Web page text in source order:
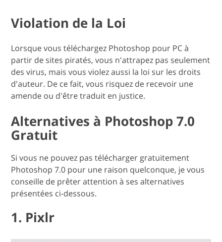
Violation de la Loi
Lorsque vous téléchargez Photoshop pour PC à
partir de sites piratés, vous n'attrapez pas seulement
des virus, mais vous violez aussi la loi sur les droits
d'auteur. De ce fait, vous risquez de recevoir une
amende ou d'être traduit en justice.
Alternatives à Photoshop 7.0
Gratuit
Si vous ne pouvez pas télécharger gratuitement
Photoshop 7.0 pour une raison quelconque, je vous
conseille de prêter attention à ses alternatives
présentées ci-dessous.
1. Pixlr